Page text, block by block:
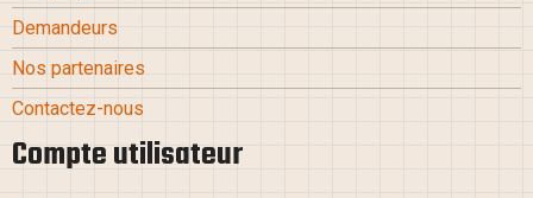
Demandeurs
Nos partenaires
Contactez-nous
Compte utilisateur